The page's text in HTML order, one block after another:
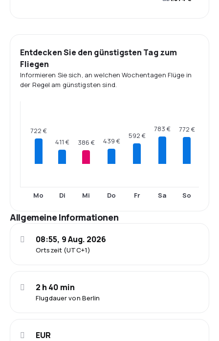
Entdecken Sie den günstigsten Tag zum
Fliegen
Informieren Sie sich, an welchen Wochentagen Flüge in
der Regel am günstigsten sind.
722 €
Mo
411 €
Di
386 €
Mi
439 €
Do
592 €
Fr
783 €
Sa
772 €
So
Allgemeine Informationen
Ortszeit (UTC+1)
08:55, 9 Aug. 2026
Flugdauer von Berlin
2 h 40 min
EUR